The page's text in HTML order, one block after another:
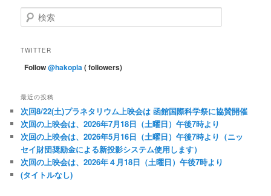
検
索
TWITTER
Follow@hakopla( followers)
最近の投稿
次回8/22(土)プラネタリウム上映会は 函館国際科学祭に協賛開催
次回の上映会は、2026年7月18日（土曜日）午後7時より
次回の上映会は、2026年5月16日（土曜日）午後7時より（ニッ
セイ財団奨励金による新投影システム使用します）
次回の上映会は、2026年４月18日（土曜日）午後7時より
(タイトルなし)